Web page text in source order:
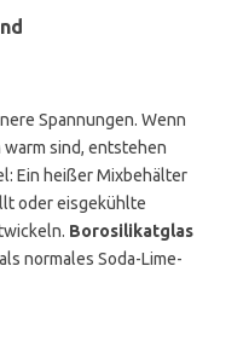
Spannungen. Wenn
sind, entstehen
Ein heißer Mixbehälter
oder eisgekühlte
Borosilikatglas
normales Soda-Lime-